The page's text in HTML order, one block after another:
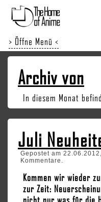
> Öffne Menü <
Archiv von
In diesem Monat
Juli
Gepostet am
Kommentare.
Kommen wir wieder
zur Zeit: